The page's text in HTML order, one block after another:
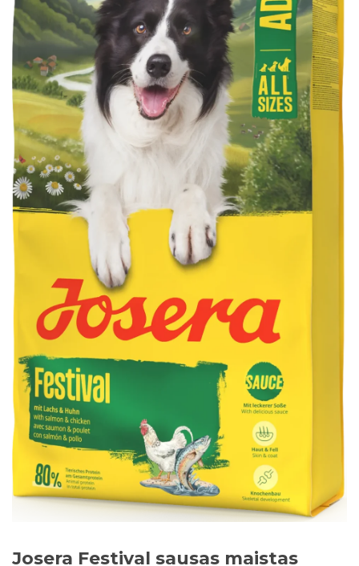
Josera Festival sausas maistas